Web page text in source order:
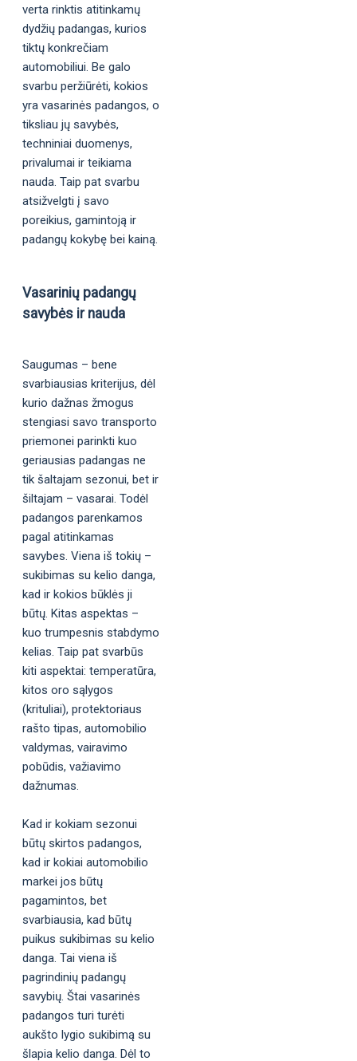
verta rinktis atitinkamų
dydžių padangas, kurios
tiktų konkrečiam
automobiliui. Be galo
svarbu peržiūrėti, kokios
yra vasarinės padangos, o
tiksliau jų savybės,
techniniai duomenys,
privalumai ir teikiama
nauda. Taip pat svarbu
atsižvelgti į savo
poreikius, gamintoją ir
padangų kokybę bei kainą.
Vasarinių padangų
savybės ir nauda
Saugumas – bene
svarbiausias kriterijus, dėl
kurio dažnas žmogus
stengiasi savo transporto
priemonei parinkti kuo
geriausias padangas ne
tik šaltajam sezonui, bet ir
šiltajam – vasarai. Todėl
padangos parenkamos
pagal atitinkamas
savybes. Viena iš tokių –
sukibimas su kelio danga,
kad ir kokios būklės ji
būtų. Kitas aspektas –
kuo trumpesnis stabdymo
kelias. Taip pat svarbūs
kiti aspektai: temperatūra,
kitos oro sąlygos
(krituliai), protektoriaus
rašto tipas, automobilio
valdymas, vairavimo
pobūdis, važiavimo
dažnumas.
Kad ir kokiam sezonui
būtų skirtos padangos,
kad ir kokiai automobilio
markei jos būtų
pagamintos, bet
svarbiausia, kad būtų
puikus sukibimas su kelio
danga. Tai viena iš
pagrindinių padangų
savybių. Štai vasarinės
padangos turi turėti
aukšto lygio sukibimą su
šlapia kelio danga. Dėl to